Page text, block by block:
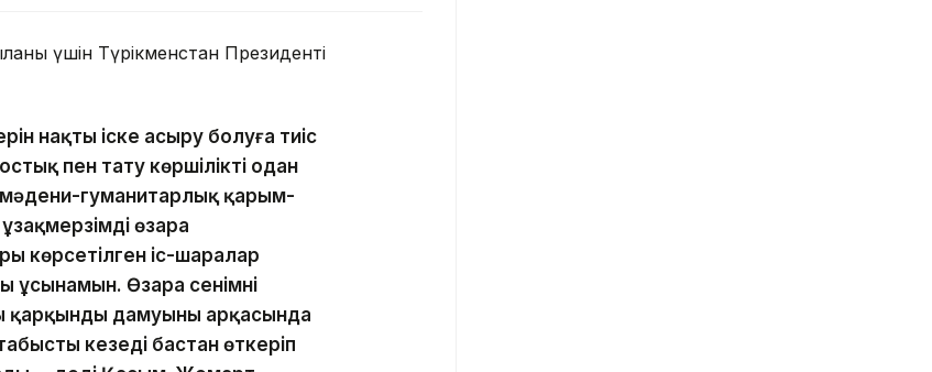
үшін Түрікменстан Президенті
нақты іске асыру болуға тиіс
пен тату көршілікті одан
мәдени-гуманитарлық қарым-
өзара
көрсетілген іс-шаралар
Өзара сенімнің
қарқынды дамуының арқасында
кезеңді бастан өткеріп